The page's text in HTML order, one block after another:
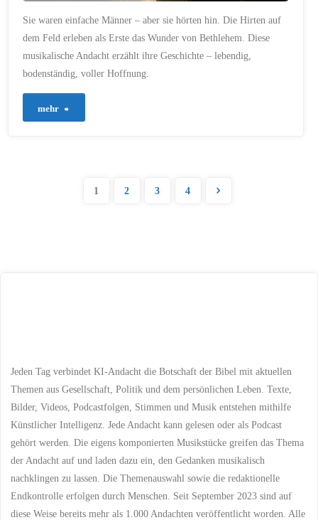
Sie waren einfache Männer – aber sie hörten hin. Die Hirten auf
dem Feld erleben als Erste das Wunder von Bethlehem. Diese
musikalische Andacht erzählt ihre Geschichte – lebendig,
bodenständig, voller Hoffnung.
mehr
Hirten1 2 3 4
Jeden Tag verbindet KI-Andacht die Botschaft der Bibel mit aktuellen
Themen aus Gesellschaft, Politik und dem persönlichen Leben. Texte,
Bilder, Videos, Podcastfolgen, Stimmen und Musik entstehen mithilfe
Künstlicher Intelligenz. Jede Andacht kann gelesen oder als Podcast
gehört werden. Die eigens komponierten Musikstücke greifen das Thema
der Andacht auf und laden dazu ein, den Gedanken musikalisch
nachklingen zu lassen. Die Themenauswahl sowie die redaktionelle
Endkontrolle erfolgen durch Menschen. Seit September 2023 sind auf
diese Weise bereits mehr als 1.000 Andachten veröffentlicht worden. Alle